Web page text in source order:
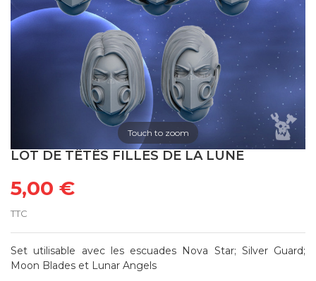
Touch to zoom
LOT DE TÊTÊS FILLES DE LA LUNE
5,00 €
TTC
Set utilisable avec les escuades Nova Star; Silver Guard;
Moon Blades et Lunar Angels